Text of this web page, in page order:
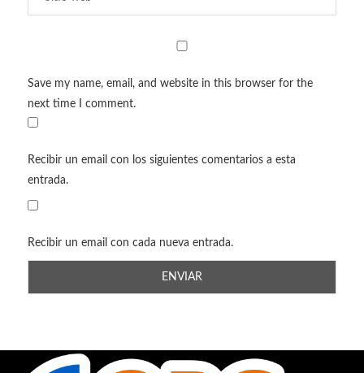
Save my name, email, and website in this browser for the
next time I comment.
Recibir un email con los siguientes comentarios a esta
entrada.
Recibir un email con cada nueva entrada.